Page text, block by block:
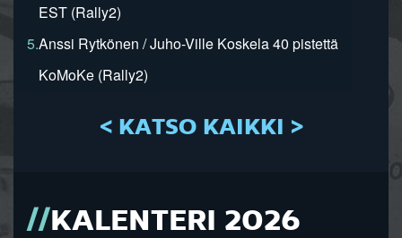
EST (Rally2)
5.Anssi Rytkönen / Juho-Ville Koskela 40 pistettä
KoMoKe (Rally2)
< KATSO KAIKKI >
KALENTERI 2026